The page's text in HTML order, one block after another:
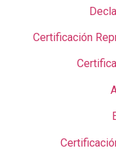
Certificación